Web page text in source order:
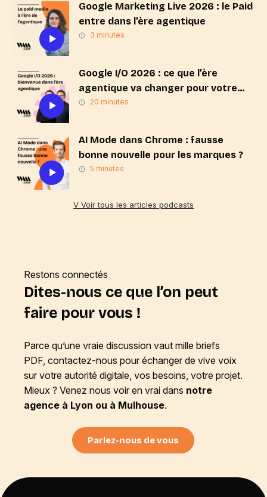
Google Marketing Live 2026 : le Paid
entre dans l’ère agentique
3 minutes
Google I/O 2026 : ce que l’ère
agentique va changer pour votre
stratégie de marque
20 minutes
AI Mode dans Chrome : fausse
bonne nouvelle pour les marques ?
5 minutes
V Voir tous les articles podcasts
Restons connectés
Dites-nous ce que l’on peut
faire pour vous !
Parce qu’une vraie discussion vaut mille briefs
PDF, contactez-nous pour échanger de vive voix
sur votre autorité digitale, vos besoins, votre projet.
Mieux ? Venez nous voir en vrai dans notre
agence à Lyon ou à Mulhouse.
Parlez-nous de vous